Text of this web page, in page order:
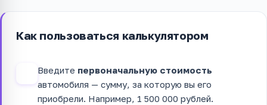
Как пользоваться калькулятором
Введите первоначальную стоимость
автомобиля — сумму, за которую вы его
приобрели. Например, 1 500 000 рублей.